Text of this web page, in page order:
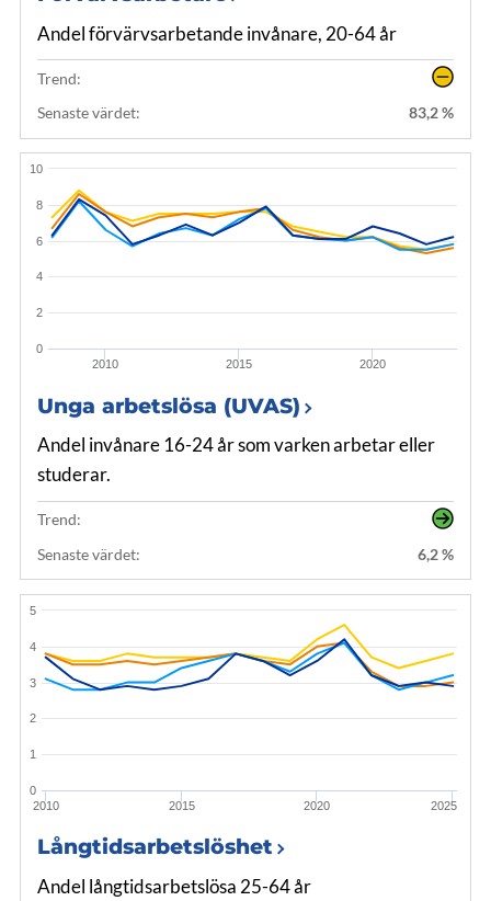
Andel förvärvsarbetande invånare, 20-64 år
Trend:
Senaste värdet:
83,2 %
2010 2015 2020
0
2
4
6
8
10
Unga arbetslösa (UVAS)
Andel invånare 16-24 år som varken arbetar eller
studerar.
Trend:
Senaste värdet:
6,2 %
2010 2015 2020 2025
0
1
2
3
4
5
Långtidsarbetslöshet
Andel långtidsarbetslösa 25-64 år